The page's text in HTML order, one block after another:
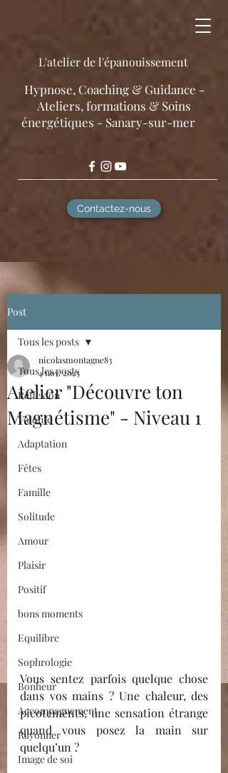
​Hypnose, Coaching & Guidance -
Ateliers, formations & Soins
énergétiques - Sanary-sur-mer
Contactez-nous
L'atelier de l'épanouissement
Post
Tous les posts
Réflexion
Volonté
Adaptation
Fêtes
Famille
Solitude
Amour
Plaisir
Positif
bons moments
Equilibre
Sophrologie
Bonheur
Accompagnement
Rayonner
Image de soi
Tous les posts
Atelier "Découvre ton
Magnétisme" - Niveau 1
nicolasmontagne83
4 nov. 2025
Vous sentez parfois quelque chose
dans vos mains ? Une chaleur, des
picotements, une sensation étrange
quand vous posez la main sur
quelqu’un ?